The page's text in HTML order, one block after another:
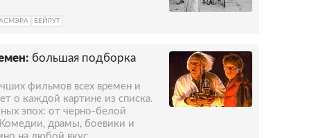
БЕЙРУТ
большая подборка
фильмов всех времен и
о каждой картине из списка.
эпох: от черно-белой
драмы, боевики и